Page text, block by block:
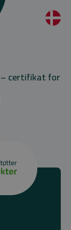
certifikat for